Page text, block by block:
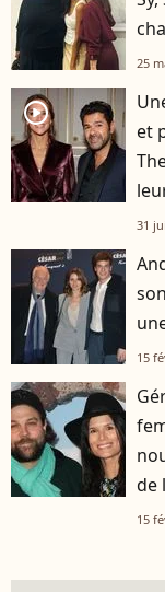
25
player2
et
31
15
de
15